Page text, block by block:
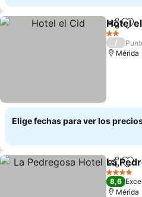
Hotel
2 Estrellas
/
Mérida
Elige fechas para ver los
La
4 Estrellas
8,6
Mérida